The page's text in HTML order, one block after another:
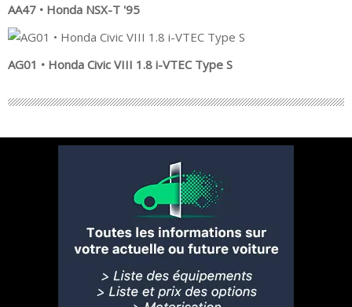
AA47 • Honda NSX-T '95
AG01 • Honda Civic VIII 1.8 i-VTEC Type S